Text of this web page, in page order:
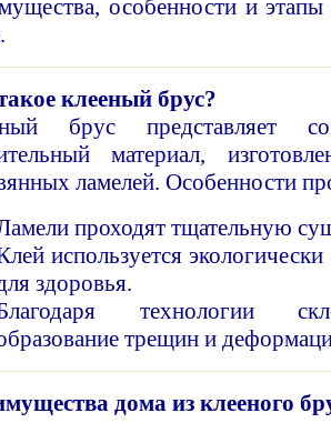
особенности и этапы
клееный брус?
брус представляет
материал,
ламелей. Особенности
проходят тщательную
используется
здоровья.
технологии
трещин и
дома из клееного